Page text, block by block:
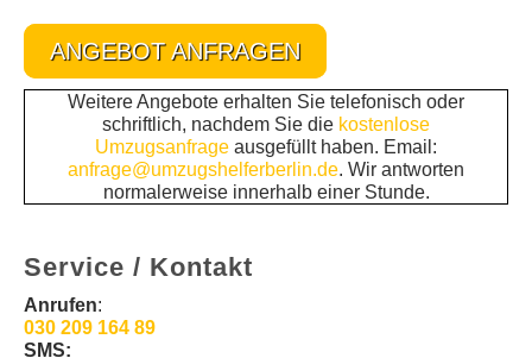
ANGEBOT ANFRAGEN
Weitere Angebote erhalten Sie telefonisch oder
schriftlich, nachdem Sie die kostenlose
Umzugsanfrage ausgefüllt haben. Email:
anfrage@umzugshelferberlin.de. Wir antworten
normalerweise innerhalb einer Stunde.
Service / Kontakt
Anrufen:
030 209 164 89
SMS: